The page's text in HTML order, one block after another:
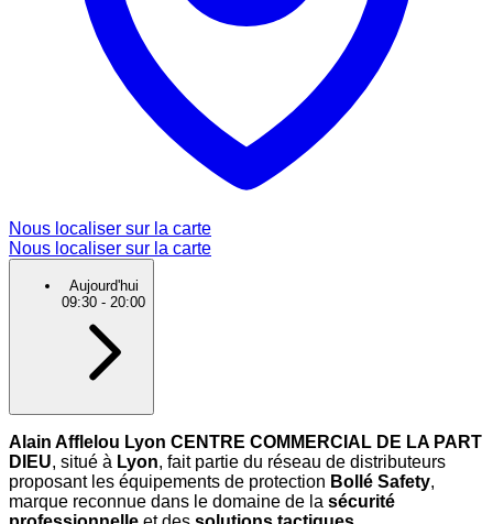
Nous localiser sur la carte
Nous localiser sur la carte
Aujourd'hui
09:30 - 20:00
Alain Afflelou Lyon CENTRE COMMERCIAL DE LA PART
DIEU, situé à Lyon, fait partie du réseau de distributeurs
proposant les équipements de protection Bollé Safety,
marque reconnue dans le domaine de la sécurité